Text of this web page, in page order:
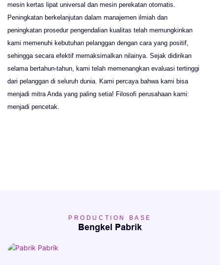
mesin kertas lipat universal dan mesin perekatan otomatis.
Peningkatan berkelanjutan dalam manajemen ilmiah dan
peningkatan prosedur pengendalian kualitas telah memungkinkan
kami memenuhi kebutuhan pelanggan dengan cara yang positif,
sehingga secara efektif memaksimalkan nilainya. Sejak didirikan
selama bertahun-tahun, kami telah memenangkan evaluasi tertinggi
dari pelanggan di seluruh dunia. Kami percaya bahwa kami bisa
menjadi mitra Anda yang paling setia! Filosofi perusahaan kami:
menjadi pencetak.
PRODUCTION BASE
Bengkel Pabrik